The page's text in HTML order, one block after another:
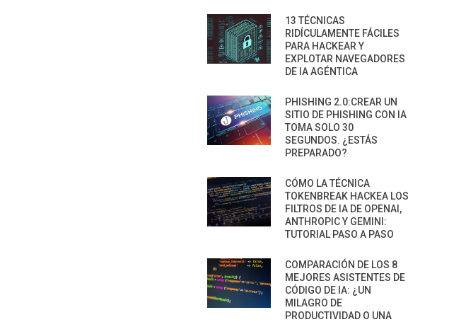
13 TÉCNICAS
RIDÍCULAMENTE FÁCILES
PARA HACKEAR Y
EXPLOTAR NAVEGADORES
DE IA AGÉNTICA
PHISHING 2.0:CREAR UN
SITIO DE PHISHING CON IA
TOMA SOLO 30
SEGUNDOS. ¿ESTÁS
PREPARADO?
CÓMO LA TÉCNICA
TOKENBREAK HACKEA LOS
FILTROS DE IA DE OPENAI,
ANTHROPIC Y GEMINI:
TUTORIAL PASO A PASO
COMPARACIÓN DE LOS 8
MEJORES ASISTENTES DE
CÓDIGO DE IA: ¿UN
MILAGRO DE
PRODUCTIVIDAD O UNA